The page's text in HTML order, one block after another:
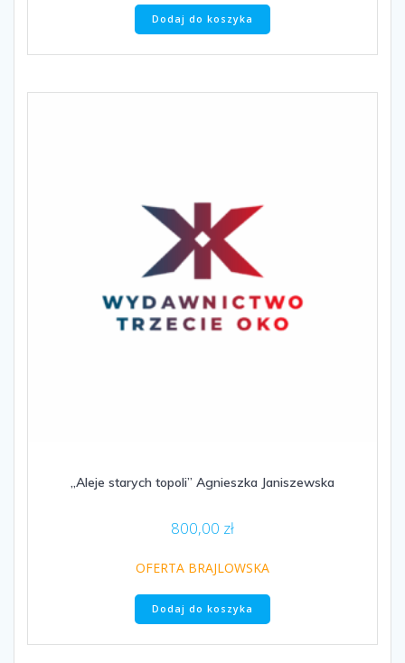
Dodaj do koszyka
„Aleje starych topoli” Agnieszka Janiszewska
800,00 zł
OFERTA BRAJLOWSKA
Dodaj do koszyka